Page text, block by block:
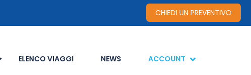
CHIEDI UN PREVENTIVO
ELENCO VIAGGI NEWS ACCOUNT